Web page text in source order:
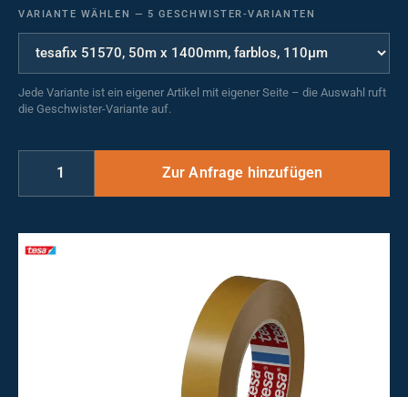
VARIANTE WÄHLEN — 5 GESCHWISTER-VARIANTEN
Jede Variante ist ein eigener Artikel mit eigener Seite – die Auswahl ruft
die Geschwister-Variante auf.